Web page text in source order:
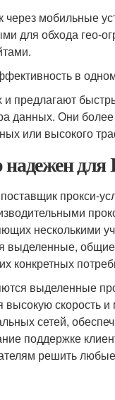
мобильные
для обхода гео-
в
и предлагают
данных. Они
или высокого
надежен
прокси-
несколькими
общие
конкретных
выделенные
высокую скорость
сетей,
поддержке
решить